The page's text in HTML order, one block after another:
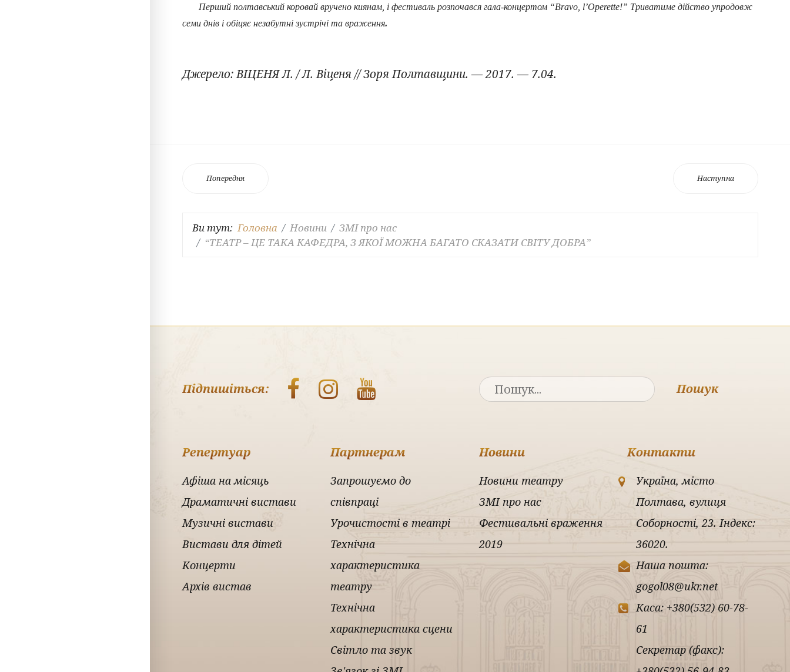
Перший полтавський коровай вручено киянам, і фестиваль розпочався гала-концертом “Bravo, l’Operette!” Триватиме дійство упродовж
семи днів і обіцяє незабутні зустрічі та враження.
Джерело: ВІЦЕНЯ Л. / Л. Віценя // Зоря Полтавщини. — 2017. — 7.04.
Попередня Наступна
Ви тут:Головна Новини
ЗМІ про нас
“ТЕАТР – ЦЕ ТАКА КАФЕДРА, З ЯКОЇ МОЖНА БАГАТО СКАЗАТИ СВІТУ ДОБРА”
Підпишіться: Пошук
Репертуар
Афіша на місяць
Драматичні вистави
Музичні вистави
Вистави для дітей
Концерти
Архів вистав
Партнерам
Запрошуємо до
співпраці
Урочистості в театрі
Технічна
характеристика
театру
Технічна
характеристика сцени
Світло та звук
Новини
Новини театру
ЗМІ про нас
Фестивальні враження
2019
Контакти
Україна, місто
Полтава, вулиця
Соборності, 23. Індекс:
36020.
Наша пошта:
gogol08@ukr.net
Каса: +380(532) 60-78-
61
Секретар (факс):